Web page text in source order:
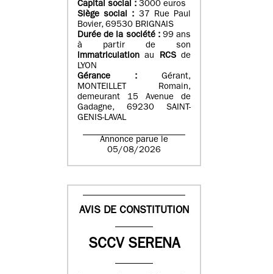
Capital social : 3000 euros
Siège social : 37 Rue Paul
Bovier, 69530 BRIGNAIS
Durée de la société : 99 ans
à partir de son
immatriculation au RCSde
LYON
Gérance :
Gérant,
MONTEILLET Romain,
demeurant 15 Avenue de
Gadagne, 69230 SAINT-
GENIS-LAVAL
Annonce parue le
05/08/2026
AVIS DE CONSTITUTION
SCCV SERENA